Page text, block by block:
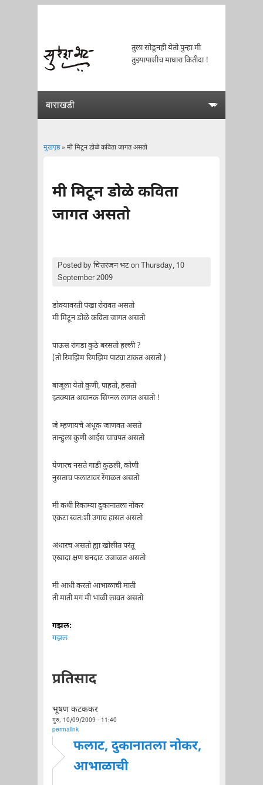
तुला सोडूनही येतो पुन्हा मी
तुझ्यापाशीच माघारा कितीदा !
मुखपृष्ठ» मी मिटून डोळे कविता जागत असतो
मी मिटून डोळे कविता
जागत असतो
Posted byचित्तरंजन भटon Thursday, 10
September 2009
डोक्यावरती पंखा रोरावत असतो
मी मिटून डोळे कविता जागत असतो
पाऊस रांगडा कुठे बरसतो हल्ली ?
(तो रिमझिम रिमझिम पाट्या टाकत असतो )
बाजूला येतो कुणी, पाहतो, हसतो
इतक्यात अचानक सिग्नल लागत असतो !
जे म्हणायचे अंधूक जाणवत असते
तान्हुला कुणी आईस चाचपत असतो
येणारच नसते गाडी कुठली, कोणी
नुसताच फलाटावर रेंगाळत असतो
मी कधी रिकाम्या दुकानातला नोकर
एकटा स्वतःशी उगाच हासत असतो
अंधारच असतो ह्या खोलीत परंतू
एखादा क्षण घनदाट उजाळत असतो
मी आधी करतो आभाळाची माती
ती माती मग मी भाळी लावत असतो
गझल:
गझल
प्रतिसाद
भूषण कटककर
गुरु, 10/09/2009 - 11:40
permalink
फलाट, दुकानातला नोकर,
आभाळाची